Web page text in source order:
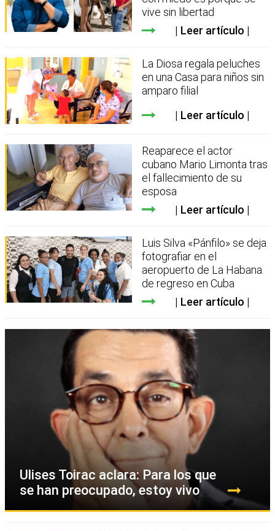
vive sin libertad
Leer artículo
La Diosa regala peluches
en una Casa para niños sin
amparo filial
Leer artículo
Reaparece el actor
cubano Mario Limonta tras
el fallecimiento de su
esposa
Leer artículo
Luis Silva «Pánfilo» se deja
fotografiar en el
aeropuerto de La Habana
de regreso en Cuba
Leer artículo
Ulises Toirac aclara: Para los que
se han preocupado, estoy vivo